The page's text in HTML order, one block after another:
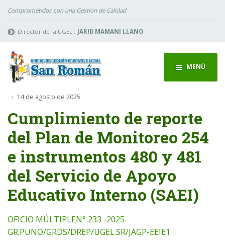
Comprometidos con una Gestion de Calidad
Director de la UGEL : JARID MAMANI LLANO
MENÚ
14 de agosto de 2025
Cumplimiento de reporte
del Plan de Monitoreo 254
e instrumentos 480 y 481
del Servicio de Apoyo
Educativo Interno (SAEI)
OFICIO MÚLTIPLEN° 233 -2025-
GR.PUNO/GRDS/DREP/UGEL.SR/JAGP-EEIE1